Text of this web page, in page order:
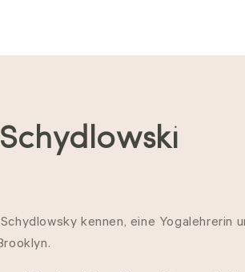
kennen, eine Yogalehrerin